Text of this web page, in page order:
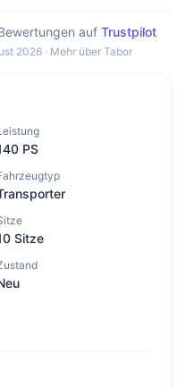
auf Trustpilot
2026 · Mehr über Tabor
PS
Sitze